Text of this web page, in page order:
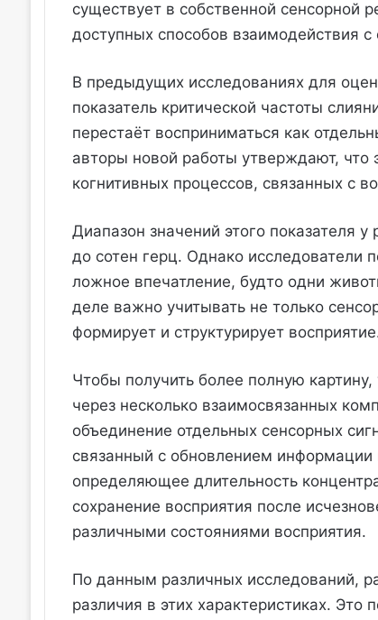
существует в собственной сенсорной
доступных способов взаимодействия
В предыдущих исследованиях для
показатель критической частоты
перестаёт восприниматься как
авторы новой работы утверждают, что
когнитивных процессов, связанных с
Диапазон значений этого показателя
до сотен герц. Однако исследователи
ложное впечатление, будто одни
деле важно учитывать не только
формирует и структурирует
Чтобы получить более полную
через несколько взаимосвязанных
объединение отдельных сенсорных
связанный с обновлением
определяющее длительность
сохранение восприятия после
различными состояниями восприятия.
По данным различных исследований,
различия в этих характеристиках.